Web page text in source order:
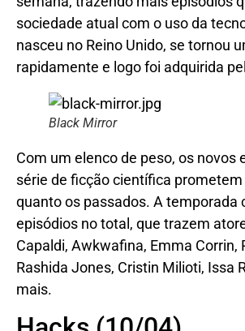
sociedade atual com o uso da
nasceu no Reino Unido, se tornou
rapidamente e logo foi adquirida
Black Mirror
Com um elenco de peso, os novos
série de ficção científica
quanto os passados. A temporada
episódios no total, que trazem
Capaldi, Awkwafina, Emma Corrin,
Rashida Jones, Cristin Milioti, Issa
mais.